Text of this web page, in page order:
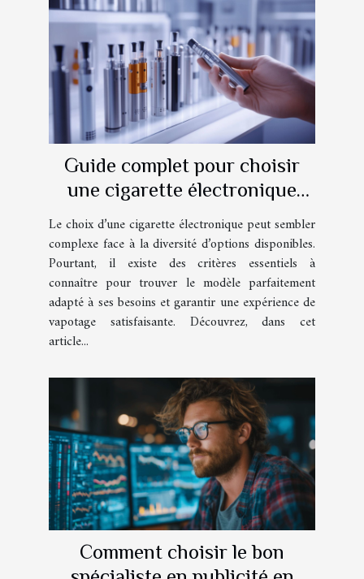
Guide complet pour choisir
une cigarette électronique
adaptée à vos besoins
Le choix d’une cigarette électronique peut sembler
complexe face à la diversité d’options disponibles.
Pourtant, il existe des critères essentiels à
connaître pour trouver le modèle parfaitement
adapté à ses besoins et garantir une expérience de
vapotage satisfaisante. Découvrez, dans cet
article...
Comment choisir le bon